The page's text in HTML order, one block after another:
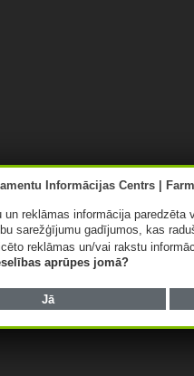
reklāmas informācija paredzēta
sarežģījumu gadījumos, kas
reklāmas un/vai rakstu
aprūpes jomā?
Jā